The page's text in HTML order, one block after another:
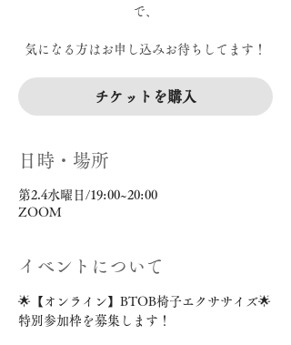
で、
気になる方はお申し込みお待ちしてます！
チケットを購入
日時・場所
第2.4水曜日/19:00~20:00
ZOOM
イベントについて
🌟【オンライン】BTOB椅子エクササイズ🌟
特別参加枠を募集します！